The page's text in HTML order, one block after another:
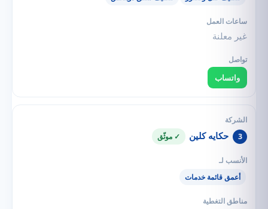
غير معلنة
واتساب
3 حكايه كلين ✓ موثّق
أعمق قائمة خدمات